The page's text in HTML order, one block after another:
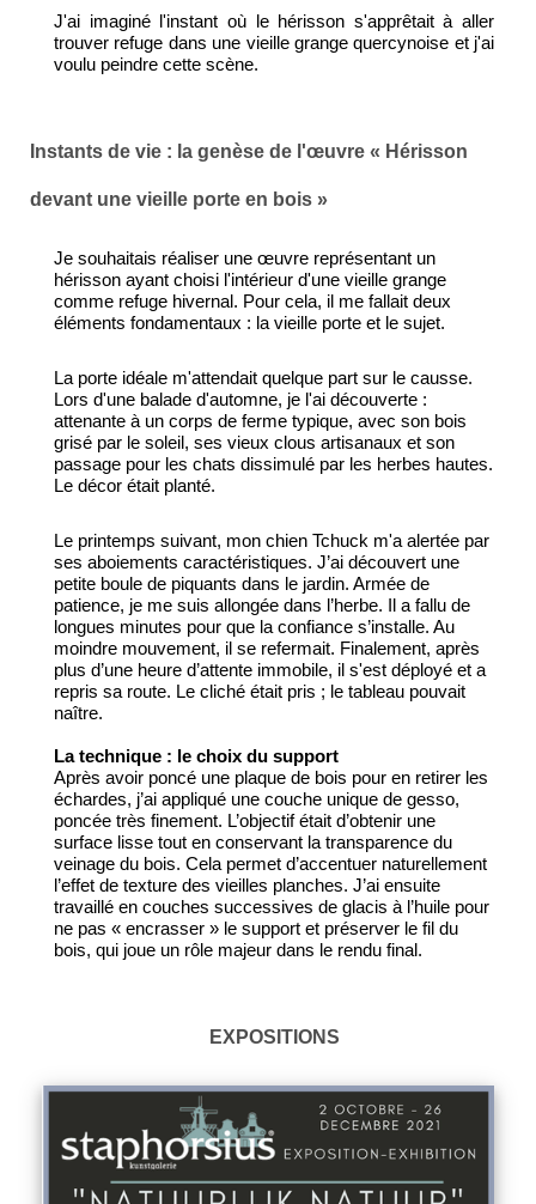
J'ai imaginé l'instant où le hérisson s'apprêtait à aller
trouver refuge dans une vieille grange quercynoise et j'ai
voulu peindre cette scène.
Instants de vie : la genèse de l'œuvre « Hérisson
devant une vieille porte en bois »
Je souhaitais réaliser une œuvre représentant un
hérisson ayant choisi l'intérieur d'une vieille grange
comme refuge hivernal. Pour cela, il me fallait deux
éléments fondamentaux : la vieille porte et le sujet.
La porte idéale m'attendait quelque part sur le causse.
Lors d'une balade d'automne, je l'ai découverte :
attenante à un corps de ferme typique, avec son bois
grisé par le soleil, ses vieux clous artisanaux et son
passage pour les chats dissimulé par les herbes hautes.
Le décor était planté.
Le printemps suivant, mon chien Tchuck m'a alertée par
ses aboiements caractéristiques. J’ai découvert une
petite boule de piquants dans le jardin. Armée de
patience, je me suis allongée dans l’herbe. Il a fallu de
longues minutes pour que la confiance s’installe. Au
moindre mouvement, il se refermait. Finalement, après
plus d’une heure d’attente immobile, il s'est déployé et a
repris sa route. Le cliché était pris ; le tableau pouvait
naître.
La technique : le choix du support
Après avoir poncé une plaque de bois pour en retirer les
échardes, j’ai appliqué une couche unique de gesso,
poncée très finement. L’objectif était d’obtenir une
surface lisse tout en conservant la transparence du
veinage du bois. Cela permet d’accentuer naturellement
l’effet de texture des vieilles planches. J’ai ensuite
travaillé en couches successives de glacis à l’huile pour
ne pas « encrasser » le support et préserver le fil du
bois, qui joue un rôle majeur dans le rendu final.
EXPOSITIONS